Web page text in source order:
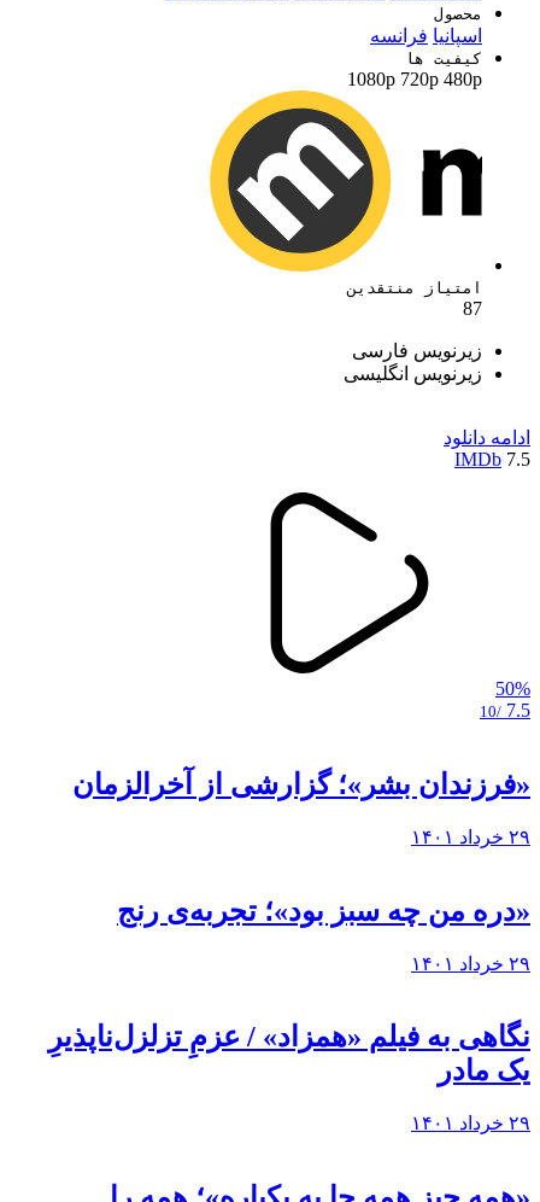
محصول
اسپانیا فرانسه
کیفیت ها
1080p 720p 480p
امتیاز منتقدین
87
زیرنویس فارسی
زیرنویس انگلیسی
ادامه دانلود
7.5
IMDb
50%
7.5
/10
«فرزندان بشر»؛ گزارشی از آخرالزمان
۲۹ خرداد ۱۴۰۱
«دره من چه سبز بود»؛ تجربه‌ی رنج
۲۹ خرداد ۱۴۰۱
نگاهی به فيلم «همزاد» / عزمِ تزلزل‌ناپذیرِ
یک مادر
۲۹ خرداد ۱۴۰۱